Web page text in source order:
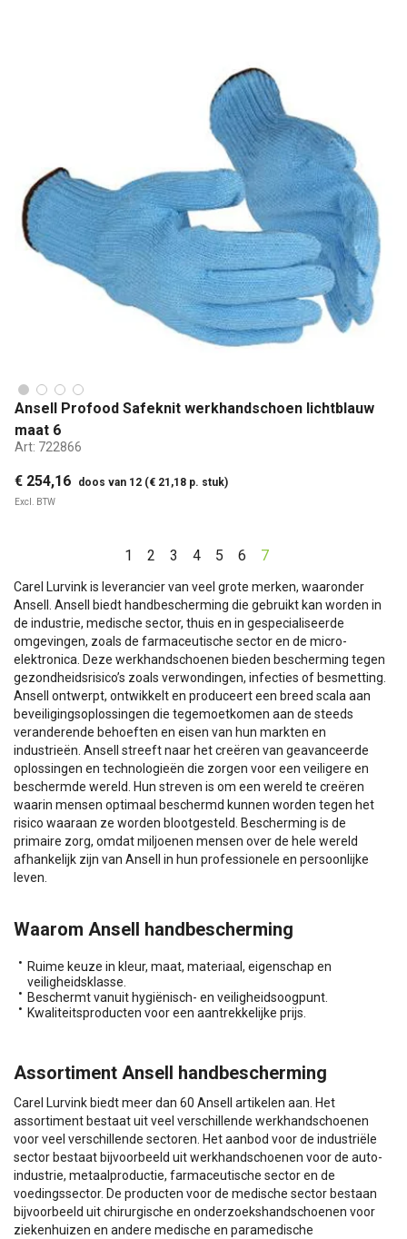
Ansell Profood Safeknit werkhandschoen lichtblauw
maat 6
Art: 722866
€ 254,16 doos van 12 (€ 21,18 p. stuk)
Excl. BTW
1 2 3 4 5 6 7
Carel Lurvink is leverancier van veel grote merken, waaronder
Ansell. Ansell biedt handbescherming die gebruikt kan worden in
de industrie, medische sector, thuis en in gespecialiseerde
omgevingen, zoals de farmaceutische sector en de micro-
elektronica. Deze werkhandschoenen bieden bescherming tegen
gezondheidsrisico’s zoals verwondingen, infecties of besmetting.
Ansell ontwerpt, ontwikkelt en produceert een breed scala aan
beveiligingsoplossingen die tegemoetkomen aan de steeds
veranderende behoeften en eisen van hun markten en
industrieën. Ansell streeft naar het creëren van geavanceerde
oplossingen en technologieën die zorgen voor een veiligere en
beschermde wereld. Hun streven is om een wereld te creëren
waarin mensen optimaal beschermd kunnen worden tegen het
risico waaraan ze worden blootgesteld. Bescherming is de
primaire zorg, omdat miljoenen mensen over de hele wereld
afhankelijk zijn van Ansell in hun professionele en persoonlijke
leven.
Waarom Ansell handbescherming
Ruime keuze in kleur, maat, materiaal, eigenschap en
veiligheidsklasse.
Beschermt vanuit hygiënisch- en veiligheidsoogpunt.
Kwaliteitsproducten voor een aantrekkelijke prijs.
Assortiment Ansell handbescherming
Carel Lurvink biedt meer dan 60 Ansell artikelen aan. Het
assortiment bestaat uit veel verschillende werkhandschoenen
voor veel verschillende sectoren. Het aanbod voor de industriële
sector bestaat bijvoorbeeld uit werkhandschoenen voor de auto-
industrie, metaalproductie, farmaceutische sector en de
voedingssector. De producten voor de medische sector bestaan
bijvoorbeeld uit chirurgische en onderzoekshandschoenen voor
ziekenhuizen en andere medische en paramedische